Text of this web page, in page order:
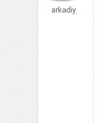
arkadiyjam662